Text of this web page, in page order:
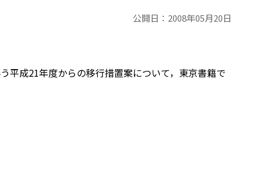
公開日： 2008年05月20日
平成21年度からの移行措置案について，東京書籍で